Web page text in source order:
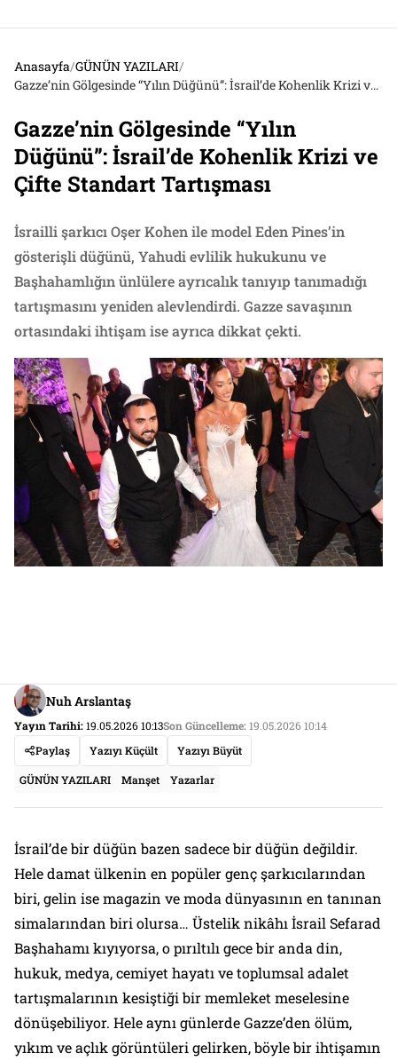
Anasayfa/GÜNÜN YAZILARI/
Gazze’nin Gölgesinde “Yılın Düğünü”: İsrail’de Kohenlik Krizi ve Çifte Standart Tartışması
Gazze’nin Gölgesinde “Yılın
Düğünü”: İsrail’de Kohenlik Krizi ve
Çifte Standart Tartışması
İsrailli şarkıcı Oşer Kohen ile model Eden Pines’in
gösterişli düğünü, Yahudi evlilik hukukunu ve
Başhahamlığın ünlülere ayrıcalık tanıyıp tanımadığı
tartışmasını yeniden alevlendirdi. Gazze savaşının
ortasındaki ihtişam ise ayrıca dikkat çekti.
Nuh Arslantaş
Yayın Tarihi:19.05.2026 10:13Son Güncelleme:19.05.2026 10:14
Paylaş
Yazıyı Küçült Yazıyı Büyüt
GÜNÜN YAZILARI Manşet Yazarlar
İsrail’de bir düğün bazen sadece bir düğün değildir.
Hele damat ülkenin en popüler genç şarkıcılarından
biri, gelin ise magazin ve moda dünyasının en tanınan
simalarından biri olursa… Üstelik nikâhı İsrail Sefarad
Başhahamı kıyıyorsa, o pırıltılı gece bir anda din,
hukuk, medya, cemiyet hayatı ve toplumsal adalet
tartışmalarının kesiştiği bir memleket meselesine
dönüşebiliyor. Hele aynı günlerde Gazze’den ölüm,
yıkım ve açlık görüntüleri gelirken, böyle bir ihtişamın